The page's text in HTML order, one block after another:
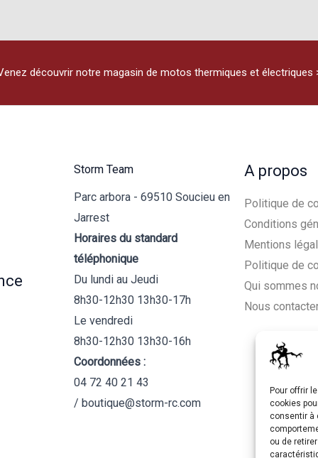
Pour offrir
cookies
consentir à
ou de
découvrir notre magasin de motos thermiques et électriques
Storm Team
Parc arbora - 69510 Soucieu en
Jarrest
Horaires du standard
téléphonique
Du lundi au Jeudi
8h30-12h30 13h30-17h
Le vendredi
8h30-12h30 13h30-16h
Coordonnées :
04 72 40 21 43
/ boutique@storm-rc.com
A propos
Politique de
Conditions
Mentions
Politique de
Qui sommes
Nous